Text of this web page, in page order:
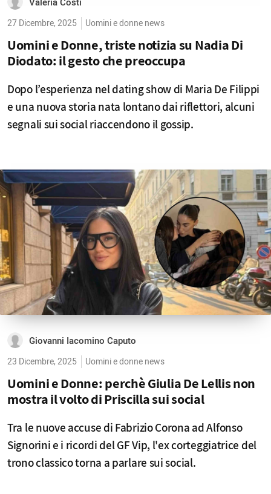
27 Dicembre, 2025 Uomini e donne news
Uomini e Donne, triste notizia su Nadia Di
Diodato: il gesto che preoccupa
Dopo l’esperienza nel dating show di Maria De Filippi
e una nuova storia nata lontano dai riflettori, alcuni
segnali sui social riaccendono il gossip.
Giovanni Iacomino Caputo
23 Dicembre, 2025 Uomini e donne news
Uomini e Donne: perchè Giulia De Lellis non
mostra il volto di Priscilla sui social
Tra le nuove accuse di Fabrizio Corona ad Alfonso
Signorini e i ricordi del GF Vip, l'ex corteggiatrice del
trono classico torna a parlare sui social.